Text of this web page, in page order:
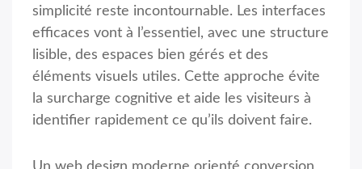
simplicité reste incontournable. Les interfaces
efficaces vont à l’essentiel, avec une structure
lisible, des espaces bien gérés et des
éléments visuels utiles. Cette approche évite
la surcharge cognitive et aide les visiteurs à
identifier rapidement ce qu’ils doivent faire.